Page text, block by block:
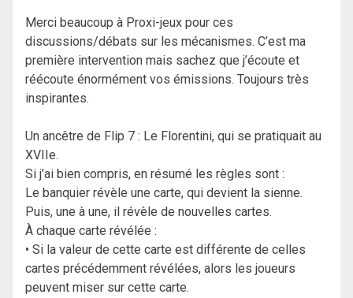
Merci beaucoup à Proxi-jeux pour ces
discussions/débats sur les mécanismes. C’est ma
première intervention mais sachez que j’écoute et
réécoute énormément vos émissions. Toujours très
inspirantes.
Un ancêtre de Flip 7 : Le Florentini, qui se pratiquait au
XVIIe.
Si j’ai bien compris, en résumé les règles sont :
Le banquier révèle une carte, qui devient la sienne.
Puis, une à une, il révèle de nouvelles cartes.
À chaque carte révélée :
• Si la valeur de cette carte est différente de celles
cartes précédemment révélées, alors les joueurs
peuvent miser sur cette carte.